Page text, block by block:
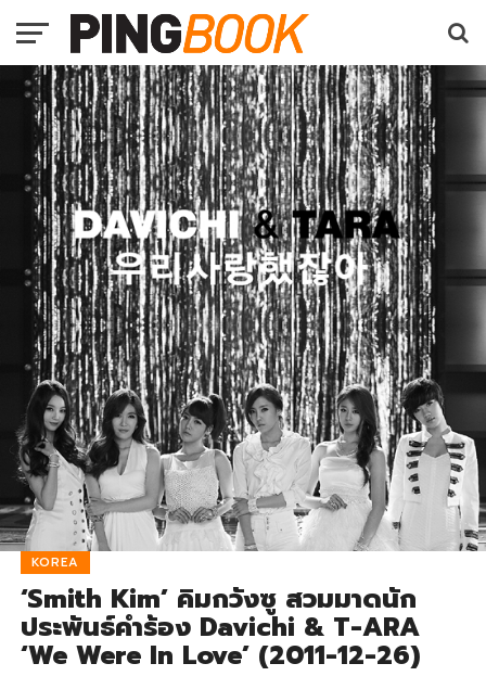
KOREA
‘Smith Kim’ คิมกวังซู สวมมาดนัก
ประพันธ์คำร้อง Davichi & T-ARA
‘We Were In Love’ (2011-12-26)